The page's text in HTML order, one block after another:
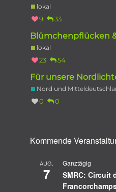
lokal
9 33
Blümchenpflücken
lokal
23 54
Für unsere
Nord und
0 0
Kommende
AUG.
7
Ganztägig
SMRC: Circuit